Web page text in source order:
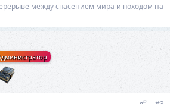
между спасением мира и походом на